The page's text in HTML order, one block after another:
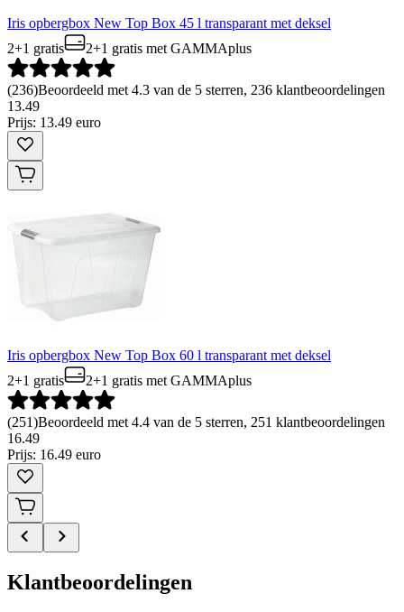
Iris opbergbox New Top Box 45 l transparant met deksel
2+1 gratis
2+1 gratis met GAMMAplus
(236)Beoordeeld met 4.3 van de 5 sterren, 236 klantbeoordelingen
13.49
Prijs: 13.49 euro
Iris opbergbox New Top Box 60 l transparant met deksel
2+1 gratis
2+1 gratis met GAMMAplus
(251)Beoordeeld met 4.4 van de 5 sterren, 251 klantbeoordelingen
16.49
Prijs: 16.49 euro
Klantbeoordelingen